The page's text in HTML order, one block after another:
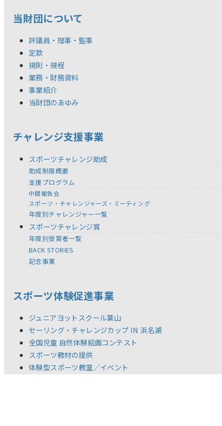
当財団について
評議員・理事・監事
定款
規則・規程
業務・財務資料
事業紹介
当財団のあゆみ
チャレンジ支援事業
スポーツチャレンジ助成
助成制度概要
支援プログラム
中間報告会
スポーツ・チャレンジャーズ・ミーティング
年度別チャレンジャー一覧
スポーツチャレンジ賞
年度別受賞者一覧
BACK STORIES
記念事業
スポーツ体験促進事業
ジュニアヨットスクール葉山
セーリング・チャレンジカップ IN 浜名湖
全国児童 自然体験絵画コンテスト
スポーツ教材の提供
体験型スポーツ教室／イベント